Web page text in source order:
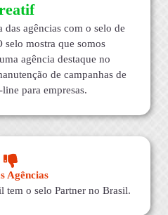
das agências com o selo de
selo mostra que somos
agência destaque no
de campanhas de
para empresas.
Agências
tem o selo Partner no Brasil.